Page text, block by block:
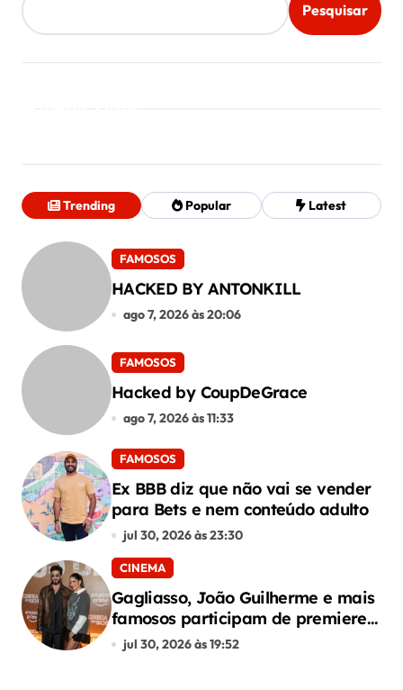
Pesquisar
Trending Popular Latest
FAMOSOS
HACKED BY ANTONKILL
ago 7, 2026 às 20:06
FAMOSOS
Hacked by CoupDeGrace
ago 7, 2026 às 11:33
FAMOSOS
Ex BBB diz que não vai se vender
para Bets e nem conteúdo adulto
jul 30, 2026 às 23:30
CINEMA
Gagliasso, João Guilherme e mais
famosos participam de premiere
de “Corrida dos Bichos”
jul 30, 2026 às 19:52